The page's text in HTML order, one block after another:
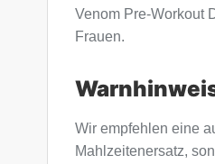
Venom Pre-Workout
Frauen.
Wir empfehlen eine
Mahlzeitenersatz,